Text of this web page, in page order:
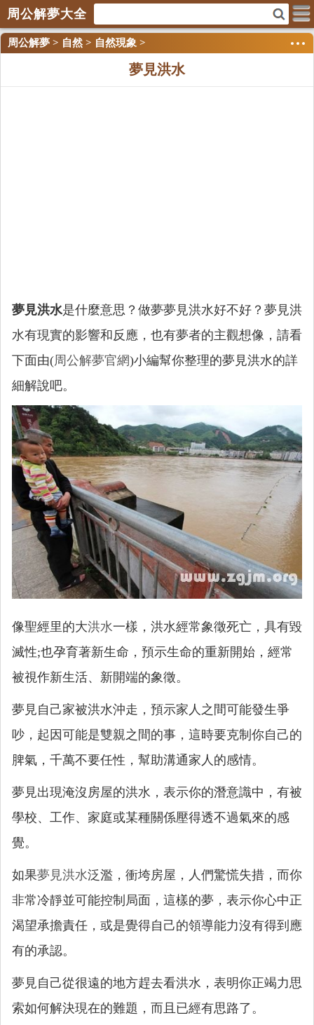
周公解夢大全
周公解夢 > 自然 > 自然現象 >
夢見洪水
夢見洪水是什麼意思？做夢夢見洪水好不好？夢見洪
水有現實的影響和反應，也有夢者的主觀想像，請看
下面由(周公解夢官網)小編幫你整理的夢見洪水的詳
細解說吧。
像聖經里的大洪水一樣，洪水經常象徵死亡，具有毀
滅性;也孕育著新生命，預示生命的重新開始，經常
被視作新生活、新開端的象徵。
夢見自己家被洪水沖走，預示家人之間可能發生爭
吵，起因可能是雙親之間的事，這時要克制你自己的
脾氣，千萬不要任性，幫助溝通家人的感情。
夢見出現淹沒房屋的洪水，表示你的潛意識中，有被
學校、工作、家庭或某種關係壓得透不過氣來的感
覺。
如果夢見洪水泛濫，衝垮房屋，人們驚慌失措，而你
非常冷靜並可能控制局面，這樣的夢，表示你心中正
渴望承擔責任，或是覺得自己的領導能力沒有得到應
有的承認。
夢見自己從很遠的地方趕去看洪水，表明你正竭力思
索如何解決現在的難題，而且已經有思路了。